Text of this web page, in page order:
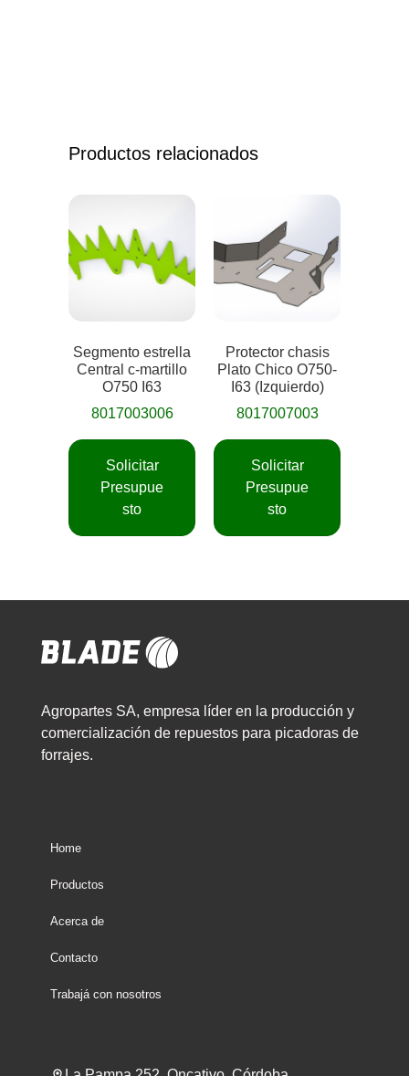
Productos relacionados
Segmento estrella
Central c-martillo
O750 I63
8017003006
Solicitar
Presupue
sto
Protector chasis
Plato Chico O750-
I63 (Izquierdo)
8017007003
Solicitar
Presupue
sto
Agropartes SA, empresa líder en la producción y
comercialización de repuestos para picadoras de
forrajes.
Home
Productos
Acerca de
Contacto
Trabajá con nosotros